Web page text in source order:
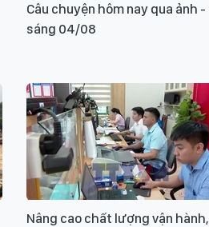
Câu chuyện hôm nay qua ảnh -
sáng 04/08
Nâng cao chất lượng vận hành,